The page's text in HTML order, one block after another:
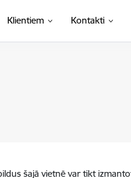
Klientiem Kontakti
šajā vietnē var tikt